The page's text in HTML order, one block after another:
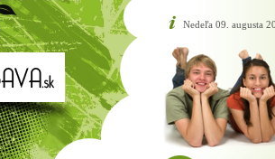
Nedeľa 09. augusta